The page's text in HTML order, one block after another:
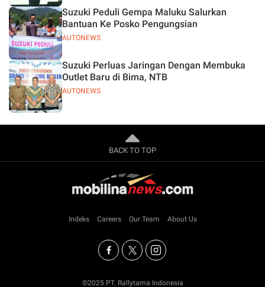
AUTONEWS
Suzuki Peduli Gempa Maluku Salurkan
Bantuan Ke Posko Pengungsian
AUTONEWS
Suzuki Perluas Jaringan Dengan Membuka
Outlet Baru di Bima, NTB
BACK TO TOP
Indeks Careers Our Team About Us
©2025 PT. Rallytama Indonesia